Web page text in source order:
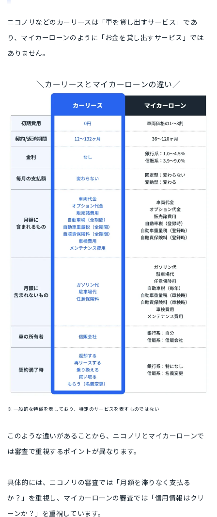
ニコノリなどのカーリースは「車を貸し出すサービス」であ
り、マイカーローンのように「お金を貸し出すサービス」では
ありません。
＼カーリースとマイカーローンの違い／
※ 一般的な特徴を表しており、特定のサービスを表すものではない
このような違いがあることから、ニコノリとマイカーローンで
は審査で重視するポイントが異なります。
具体的には、ニコノリの審査では「月額を滞りなく支払る
か？」を重視し、マイカーローンの審査では「信用情報はクリ
ーンか？」を重視しています。